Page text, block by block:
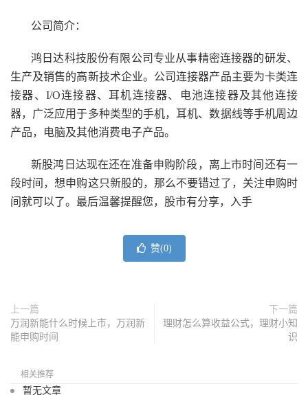
公司简介：
鸿日达科技股份有限公司专业从事精密连接器的研发、
生产及销售的高新技术企业。公司连接器产品主要为卡类连
接器、I/O连接器、耳机连接器、电池连接器及其他连接
器，广泛应用于多种类型的手机，耳机、数据线等手机周边
产品，电脑及其他消费电子产品。
新股鸿日达现在还在准备申购阶段，离上市时间还有一
段时间，想申购这只新股的，那么不要错过了，关注申购时
间就可以了。最后温馨提醒您，股市有分享，入手
赞(0)
上一篇
万润新能什么时候上市，万润新
能申购时间
下一篇
理财怎么算收益公式，理财小知
识
相关推荐
暂无文章